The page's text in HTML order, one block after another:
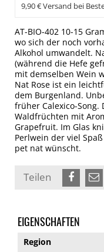
9,90 € Versand bei
AT-BIO-402 10-15
wo sich der noch
Alkohol umwandelt.
(während die Hefe
mit demselben Wein
Nat Rose ist ein
dem Burgenland.
früher Calexico-
Waldfrüchten mit
Grapefruit. Im Glas
Perlwein der viel
pet nat wünscht.
Teilen
EIGENSCHAFTEN
Region